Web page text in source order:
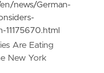
news/German-
Are Eating
New York